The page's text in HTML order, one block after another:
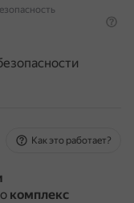
Как это работает?
комплекс